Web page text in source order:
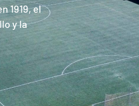
1919, el
y la